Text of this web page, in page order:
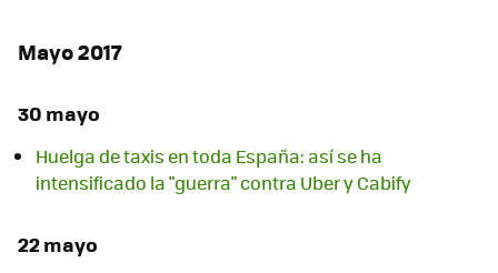
Mayo 2017
30 mayo
Huelga de taxis en toda España: así se ha
intensificado la "guerra" contra Uber y Cabify
22 mayo